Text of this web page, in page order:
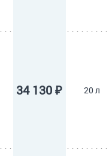
34 130 ₽ 20 л